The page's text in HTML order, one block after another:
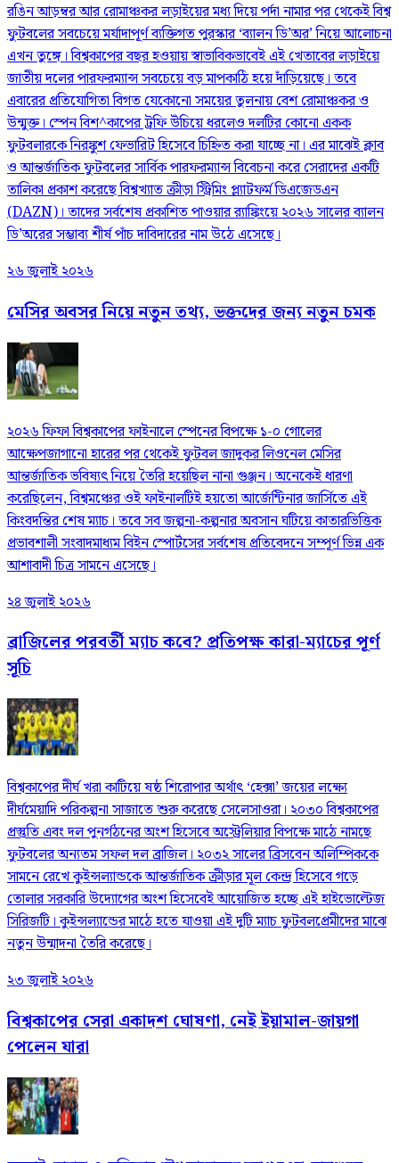
রঙিন আড়ম্বর আর রোমাঞ্চকর লড়াইয়ের মধ্য দিয়ে পর্দা নামার পর থেকেই বিশ্ব
ফুটবলের সবচেয়ে মর্যাদাপূর্ণ ব্যক্তিগত পুরস্কার ‘ব্যালন ডি’অর’ নিয়ে আলোচনা
এখন তুঙ্গে। বিশ্বকাপের বছর হওয়ায় স্বাভাবিকভাবেই এই খেতাবের লড়াইয়ে
জাতীয় দলের পারফরম্যান্স সবচেয়ে বড় মাপকাঠি হয়ে দাঁড়িয়েছে। তবে
এবারের প্রতিযোগিতা বিগত যেকোনো সময়ের তুলনায় বেশ রোমাঞ্চকর ও
উন্মুক্ত। স্পেন বিশ^কাপের ট্রফি উঁচিয়ে ধরলেও দলটির কোনো একক
ফুটবলারকে নিরঙ্কুশ ফেভারিট হিসেবে চিহ্নিত করা যাচ্ছে না। এর মাঝেই ক্লাব
ও আন্তর্জাতিক ফুটবলের সার্বিক পারফরম্যান্স বিবেচনা করে সেরাদের একটি
তালিকা প্রকাশ করেছে বিশ্বখ্যাত ক্রীড়া স্ট্রিমিং প্ল্যাটফর্ম ডিএজেডএন
(DAZN)। তাদের সর্বশেষ প্রকাশিত পাওয়ার র‍্যাঙ্কিংয়ে ২০২৬ সালের ব্যালন
ডি’অরের সম্ভাব্য শীর্ষ পাঁচ দাবিদারের নাম উঠে এসেছে।
২৬ জুলাই ২০২৬
মেসির অবসর নিয়ে নতুন তথ্য, ভক্তদের জন্য নতুন চমক
২০২৬ ফিফা বিশ্বকাপের ফাইনালে স্পেনের বিপক্ষে ১-০ গোলের
আক্ষেপজাগানো হারের পর থেকেই ফুটবল জাদুকর লিওনেল মেসির
আন্তর্জাতিক ভবিষ্যৎ নিয়ে তৈরি হয়েছিল নানা গুঞ্জন। অনেকেই ধারণা
করেছিলেন, বিশ্বমঞ্চের ওই ফাইনালটিই হয়তো আর্জেন্টিনার জার্সিতে এই
কিংবদন্তির শেষ ম্যাচ। তবে সব জল্পনা-কল্পনার অবসান ঘটিয়ে কাতারভিত্তিক
প্রভাবশালী সংবাদমাধ্যম বিইন স্পোর্টসের সর্বশেষ প্রতিবেদনে সম্পূর্ণ ভিন্ন এক
আশাবাদী চিত্র সামনে এসেছে।
২৪ জুলাই ২০২৬
ব্রাজিলের পরবর্তী ম্যাচ কবে? প্রতিপক্ষ কারা-ম্যাচের পূর্ণ
সূচি
বিশ্বকাপের দীর্ঘ খরা কাটিয়ে ষষ্ঠ শিরোপার অর্থাৎ ‘হেক্সা’ জয়ের লক্ষ্যে
দীর্ঘমেয়াদি পরিকল্পনা সাজাতে শুরু করেছে সেলেসাওরা। ২০৩০ বিশ্বকাপের
প্রস্তুতি এবং দল পুনর্গঠনের অংশ হিসেবে অস্ট্রেলিয়ার বিপক্ষে মাঠে নামছে
ফুটবলের অন্যতম সফল দল ব্রাজিল। ২০৩২ সালের ব্রিসবেন অলিম্পিককে
সামনে রেখে কুইন্সল্যান্ডকে আন্তর্জাতিক ক্রীড়ার মূল কেন্দ্র হিসেবে গড়ে
তোলার সরকারি উদ্যোগের অংশ হিসেবেই আয়োজিত হচ্ছে এই হাইভোল্টেজ
সিরিজটি। কুইন্সল্যান্ডের মাঠে হতে যাওয়া এই দুটি ম্যাচ ফুটবলপ্রেমীদের মাঝে
নতুন উন্মাদনা তৈরি করেছে।
২৩ জুলাই ২০২৬
বিশ্বকাপের সেরা একাদশ ঘোষণা, নেই ইয়ামাল-জায়গা
পেলেন যারা